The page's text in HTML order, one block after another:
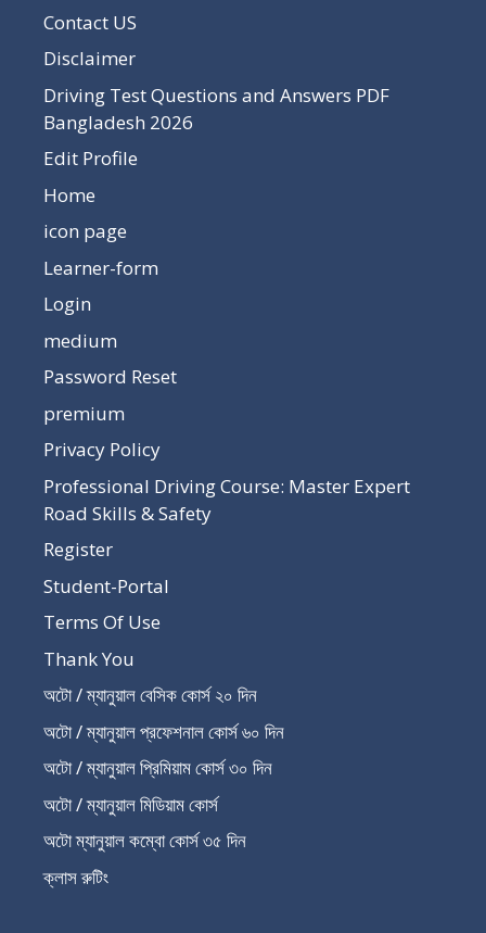
Contact US
Disclaimer
Driving Test Questions and Answers PDF
Bangladesh 2026
Edit Profile
Home
icon page
Learner-form
Login
medium
Password Reset
premium
Privacy Policy
Professional Driving Course: Master Expert
Road Skills & Safety
Register
Student-Portal
Terms Of Use
Thank You
অটো / ম্যানুয়াল বেসিক কোর্স ২০ দিন
অটো / ম্যানুয়াল প্রফেশনাল কোর্স ৬০ দিন
অটো / ম্যানুয়াল প্রিমিয়াম কোর্স ৩০ দিন
অটো / ম্যানুয়াল মিডিয়াম কোর্স
অটো ম্যানুয়াল কম্বো কোর্স ৩৫ দিন
ক্লাস রুটিং